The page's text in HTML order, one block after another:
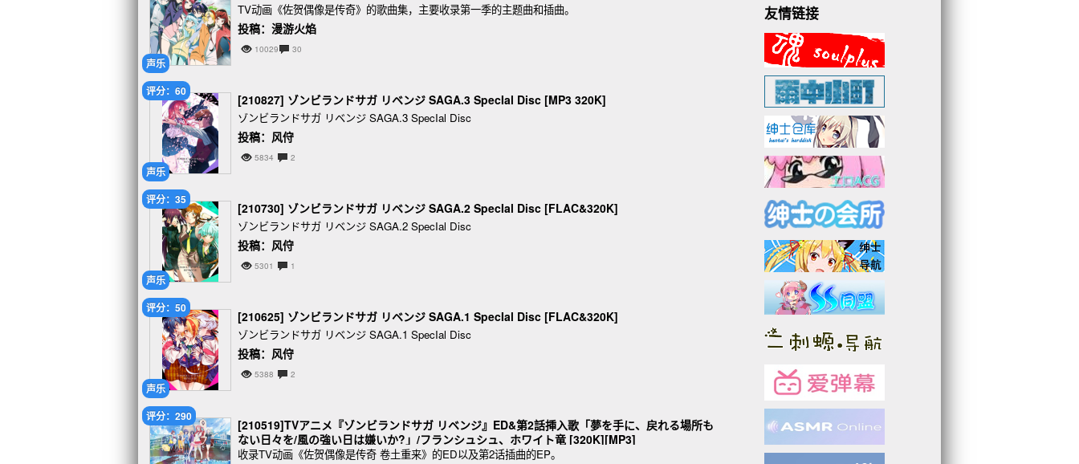
声乐
TV动画《佐贺偶像是传奇》的歌曲集，主要收录第一季的主题曲和插曲。
投稿：漫游火焰
10029 30
声乐
评分：60
[210827] ゾンビランドサガ リベンジ SAGA.3 SpecIal Disc [MP3 320K]
ゾンビランドサガ リベンジ SAGA.3 SpecIal Disc
投稿：风㑏
5834 2
声乐
评分：35
[210730] ゾンビランドサガ リベンジ SAGA.2 SpecIal Disc [FLAC&320K]
ゾンビランドサガ リベンジ SAGA.2 SpecIal Disc
投稿：风㑏
5301 1
声乐
评分：50
[210625] ゾンビランドサガ リベンジ SAGA.1 SpecIal Disc [FLAC&320K]
ゾンビランドサガ リベンジ SAGA.1 SpecIal Disc
投稿：风㑏
5388 2
评分：290
[210519]TVアニメ『ゾンビランドサガ リベンジ』ED&第2話挿入歌「夢を手に、戻れる場所も
ない日々を/風の強い日は嫌いか?」/フランシュシュ、ホワイト竜 [320K][MP3]
收录TV动画《佐贺偶像是传奇 卷土重来》的ED以及第2话插曲的EP。
友情链接